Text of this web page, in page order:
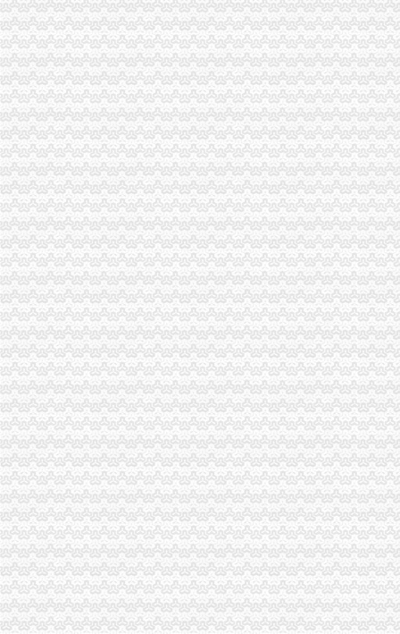
办理税务登记证流程doc下载_爱问共享资料
在义乌市办理税务登记证好不好办啊？_已解决-阿里巴巴生意经
注册公司,办完税务登记证之后还需要做什么？-知乎
未按期办理税务登记证有何处罚？
急！~~~房产公司办理税务登记证需要哪些手续和材料啊！？？谢谢谢
北京工商注册代理,北京公司注册代办费用及办理流程,北京代办工商
石家庄哪里可以办税务登记证？–安居客房产问答
个体工商户是否需要办理税务登记证
新办税务登记须知
下月起芜湖市新办企业无需办理税务登记证-税务频道-和讯网
办理税务登记证变更流程及所需资料_中华文本库
魏县新办税务登记指引
办理税务登记